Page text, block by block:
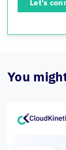
Let's
You